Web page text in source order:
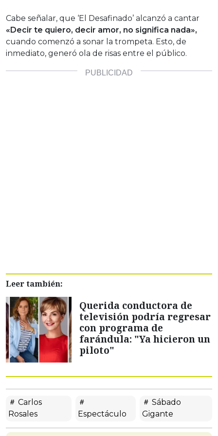
Cabe señalar, que ‘El Desafinado’ alcanzó a cantar
«Decir te quiero, decir amor, no significa nada»,
cuando comenzó a sonar la trompeta. Esto, de
inmediato, generó ola de risas entre el público.
Leer también:
Querida conductora de
televisión podría regresar
con programa de
farándula: "Ya hicieron un
piloto"
Carlos
Rosales
Espectáculo
Sábado
Gigante